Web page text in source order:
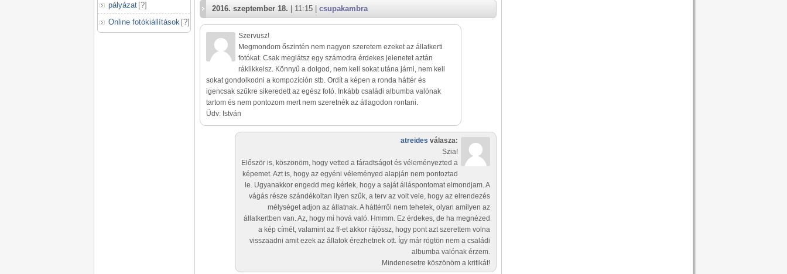
pályázat [?]
Online fotókiállítások [?]
2016. szeptember 18. | 11:15 | csupakambra
Szervusz!
Megmondom őszintén nem nagyon szeretem ezeket az állatkerti
fotókat. Csak meglátsz egy számodra érdekes jelenetet aztán
ráklikkelsz. Könnyű a dolgod, nem kell sokat utána járni, nem kell
sokat gondolkodni a kompozíción stb. Ordít a képen a ronda háttér és
igencsak szűkre sikeredett az egész fotó. Inkább családi albumba valónak
tartom és nem pontozom mert nem szeretnék az átlagodon rontani.
Üdv: István
atreides válasza:
Szia!
Először is, köszönöm, hogy vetted a fáradtságot és véleményezted a
képemet. Azt is, hogy az egyéni véleményed alapján nem pontoztad
le. Ugyanakkor engedd meg kérlek, hogy a saját álláspontomat elmondjam. A
vágás része szándékoltan ilyen szűk, a terv az volt vele, hogy az elrendezés
mélységet adjon az állatnak. A háttérről nem tehetek, olyan amilyen az
állatkertben van. Az, hogy mi hová való. Hmmm. Ez érdekes, de ha megnézed
a kép címét, valamint az ff-et akkor rájössz, hogy pont azt szerettem volna
visszaadni amit ezek az állatok érezhetnek ott. Így már rögtön nem a családi
albumba valónak érzem.
Mindenesetre köszönöm a kritikát!